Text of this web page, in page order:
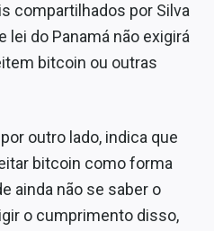
compartilhados por Silva
lei do Panamá não exigirá
bitcoin ou outras
por outro lado, indica que
bitcoin como forma
ainda não se saber o
o cumprimento disso,